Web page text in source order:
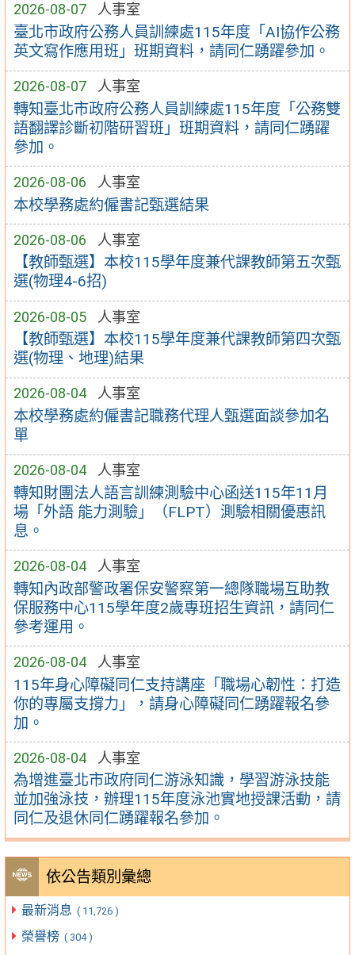
2026-08-07 人事室
臺北市政府公務人員訓練處115年度「AI協作公務
英文寫作應用班」班期資料，請同仁踴躍參加。
2026-08-07 人事室
轉知臺北市政府公務人員訓練處115年度「公務雙
語翻譯診斷初階研習班」班期資料，請同仁踴躍
參加。
2026-08-06 人事室
本校學務處約僱書記甄選結果
2026-08-06 人事室
【教師甄選】本校115學年度兼代課教師第五次甄
選(物理4-6招)
2026-08-05 人事室
【教師甄選】本校115學年度兼代課教師第四次甄
選(物理、地理)結果
2026-08-04 人事室
本校學務處約僱書記職務代理人甄選面談參加名
單
2026-08-04 人事室
轉知財團法人語言訓練測驗中心函送115年11月
場「外語 能力測驗」（FLPT）測驗相關優惠訊
息。
2026-08-04 人事室
轉知內政部警政署保安警察第一總隊職場互助教
保服務中心115學年度2歲專班招生資訊，請同仁
參考運用。
2026-08-04 人事室
115年身心障礙同仁支持講座「職場心韌性：打造
你的專屬支撐力」，請身心障礙同仁踴躍報名參
加。
2026-08-04 人事室
為增進臺北市政府同仁游泳知識，學習游泳技能
並加強泳技，辦理115年度泳池實地授課活動，請
同仁及退休同仁踴躍報名參加。
依公告類別彙總
最新消息 ( 11,726 )
榮譽榜 ( 304 )